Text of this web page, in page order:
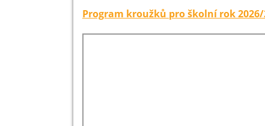
Program kroužků pro školní rok 2026/